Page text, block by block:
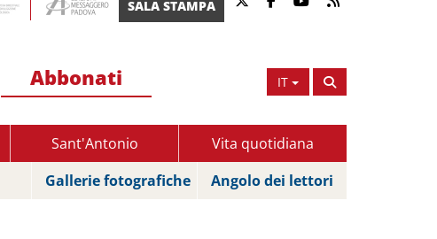
SALA STAMPA
IT
Abbonati
Sant'Antonio
Vita quotidiana
Gallerie fotografiche Angolo dei lettori